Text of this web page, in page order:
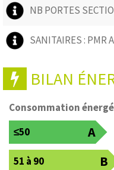
NB PORTES
SANITAIRES : PMR
BILAN
Consommation
≤50
A
51 à 90 B